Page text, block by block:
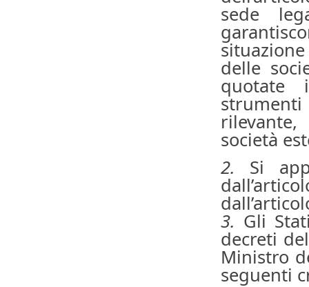
sede
delle
quotate
società
2. Si
3. Gli
decreti
Ministro
seguenti